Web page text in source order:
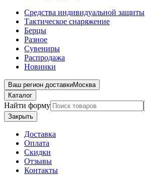
Средства индивидуальной защиты
Тактическое снаряжение
Берцы
Разное
Сувениры
Распродажа
Новинки
Ваш регион доставкиМосква
Каталог
Найти форму
Закрыть
Доставка
Оплата
Скидки
Отзывы
Контакты